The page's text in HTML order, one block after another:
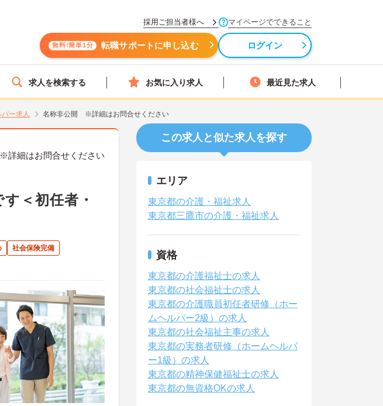
採用ご担当者様へ マイページでできること
無料!簡単1分 転職サポートに申し込む ログイン
求人を検索する お気に入り求人 最近見た求人
ー求人 名称非公開 ※詳細はお問合せください
細はお問合せください
＜初任者・
社会保険完備
この求人と似た求人を探す
エリア
東京都の介護・福祉求人
東京都三鷹市の介護・福祉求人
資格
東京都の介護福祉士の求人
東京都の社会福祉士の求人
東京都の介護職員初任者研修（ホー
ムヘルパー2級）の求人
東京都の社会福祉主事の求人
東京都の実務者研修（ホームヘルパ
ー1級）の求人
東京都の精神保健福祉士の求人
東京都の無資格OKの求人